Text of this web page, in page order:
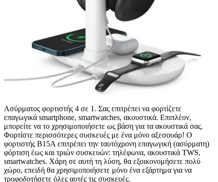
Ασύρματος φορτιστής 4 σε 1. Σας επιτρέπει να φορτίζετε
επαγωγικά smartphone, smartwatches, ακουστικά. Επιπλέον,
μπορείτε να το χρησιμοποιήσετε ως βάση για τα ακουστικά σας.
Φορτίστε περισσότερες συσκευές με ένα μόνο αξεσουάρ! Ο
φορτιστής B15A επιτρέπει την ταυτόχρονη επαγωγική (ασύρματη)
φόρτιση έως και τριών συσκευών: τηλέφωνα, ακουστικά TWS,
smartwatches. Χάρη σε αυτή τη λύση, θα εξοικονομήσετε πολύ
χώρο, επειδή θα χρησιμοποιήσετε μόνο ένα εξάρτημα για να
τροφοδοτήσετε όλες αυτές τις συσκευές.